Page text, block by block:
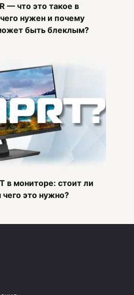
— что это такое в
нужен и почему
быть блеклым?
в мониторе: стоит ли
это нужно?